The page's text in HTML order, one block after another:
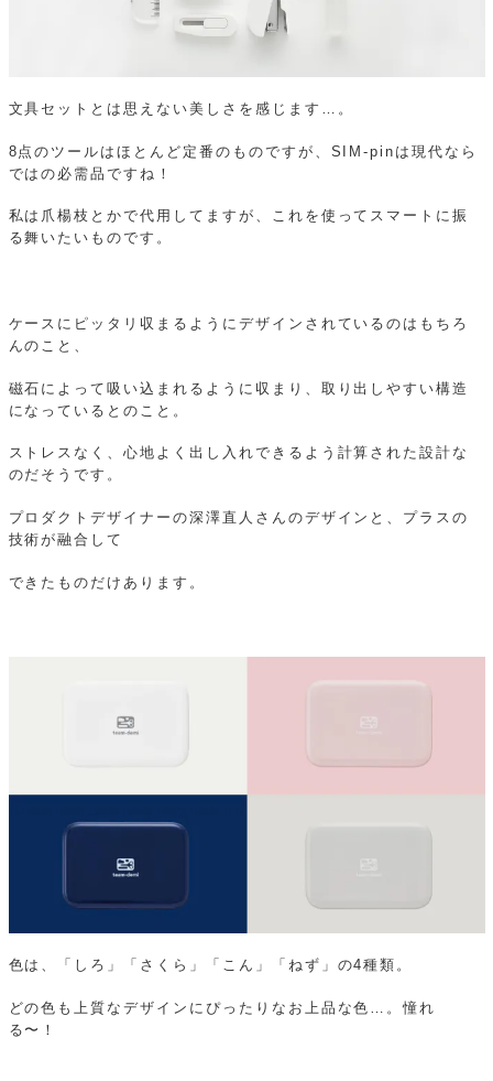
文具セットとは思えない美しさを感じます…。
8点のツールはほとんど定番のものですが、SIM-pinは現代なら
ではの必需品ですね！
私は爪楊枝とかで代用してますが、これを使ってスマートに振
る舞いたいものです。
ケースにピッタリ収まるようにデザインされているのはもちろ
んのこと、
磁石によって吸い込まれるように収まり、取り出しやすい構造
になっているとのこと。
ストレスなく、心地よく出し入れできるよう計算された設計な
のだそうです。
プロダクトデザイナーの深澤直人さんのデザインと、プラスの
技術が融合して
できたものだけあります。
色は、「しろ」「さくら」「こん」「ねず」の4種類。
どの色も上質なデザインにぴったりなお上品な色…。憧れ
る〜！